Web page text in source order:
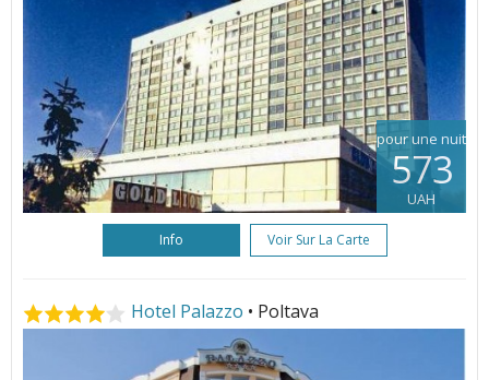
pour une nuit
573
UAH
Info Voir Sur La Carte
Hotel Palazzo • Poltava